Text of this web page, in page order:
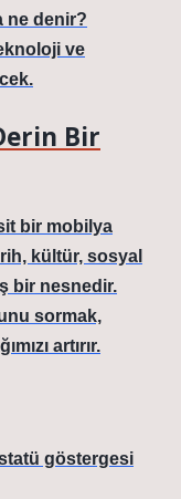
ne denir?
ve
Bir
bir mobilya
kültür, sosyal
bir nesnedir.
sormak,
artırır.
göstergesi